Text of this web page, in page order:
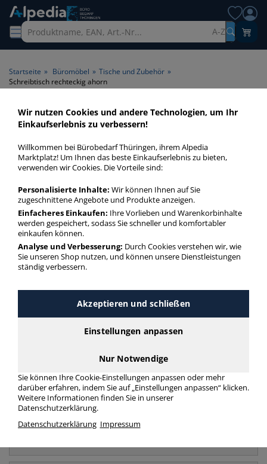
A-Z
Startseite » Büromöbel » Tische und Zubehör »
Schreibtisch rechteckig ahorn
Schreibtisch rechteckig ahorn
> Tischplattenform rechteckig
> Tischplattenfarbe ahorn
günstigen Preis. Finden Sie schnell Schreibtisch ahorn
rechteckig mit unserer Filter-Funktion.
Schreibtisch rechteckig ahorn
mehr Infos zur Kategorie
Häufig gesucht
180cm
Schreibtisch
elektrisch höhenverstellbar
Schreibtisch
Wir nutzen Cookies und andere Technologien, um Ihr
Einkaufserlebnis zu verbessern!
Willkommen bei Bürobedarf Thüringen, ihrem Alpedia
Marktplatz! Um Ihnen das beste Einkaufserlebnis zu bieten,
verwenden wir Cookies. Die Vorteile sind:
Personalisierte Inhalte: Wir können Ihnen auf Sie
zugeschnittene Angebote und Produkte anzeigen.
Einfacheres Einkaufen: Ihre Vorlieben und Warenkorbinhalte
werden gespeichert, sodass Sie schneller und komfortabler
einkaufen können.
Analyse und Verbesserung: Durch Cookies verstehen wir, wie
Sie unseren Shop nutzen, und können unsere Dienstleistungen
ständig verbessern.
Akzeptieren und schließen
Einstellungen anpassen
Nur Notwendige
Sie können Ihre Cookie-Einstellungen anpassen oder mehr
darüber erfahren, indem Sie auf „Einstellungen anpassen“ klicken.
Weitere Informationen finden Sie in unserer
Datenschutzerklärung.
Datenschutzerklärung Impressum